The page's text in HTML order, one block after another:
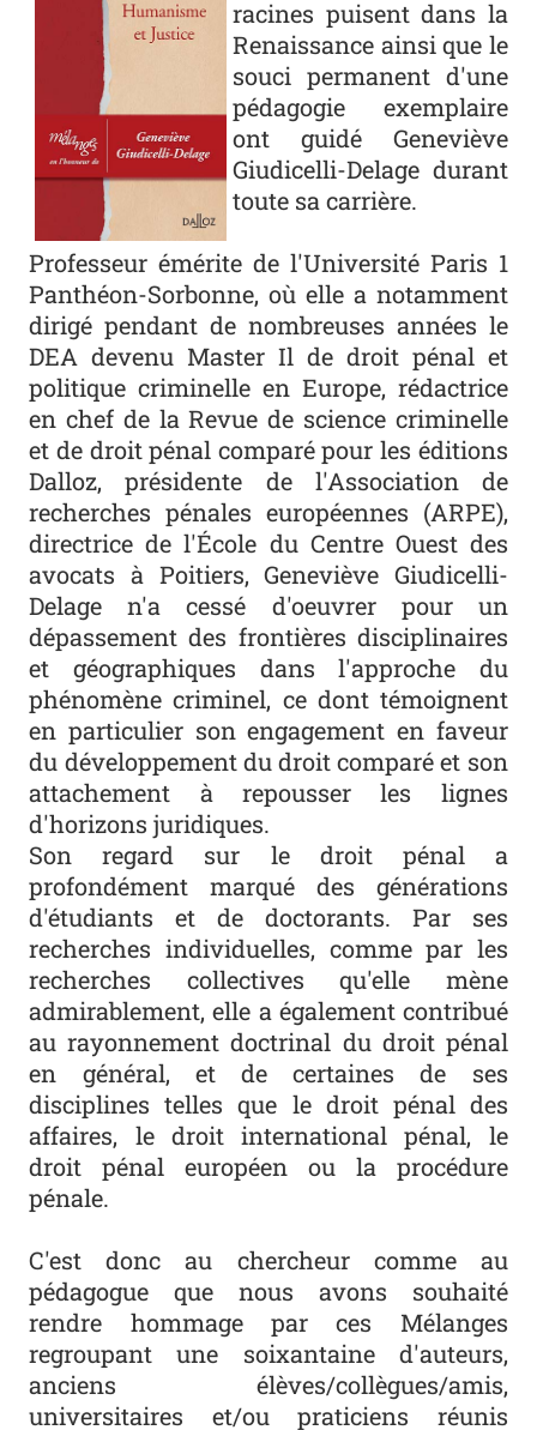
racines puisent dans la
Renaissance ainsi que le
souci permanent d'une
pédagogie exemplaire
ont guidé Geneviève
Giudicelli-Delage durant
toute sa carrière.
Professeur émérite de l'Université Paris 1
Panthéon-Sorbonne, où elle a notamment
dirigé pendant de nombreuses années le
DEA devenu Master Il de droit pénal et
politique criminelle en Europe, rédactrice
en chef de la Revue de science criminelle
et de droit pénal comparé pour les éditions
Dalloz, présidente de l'Association de
recherches pénales européennes (ARPE),
directrice de l'École du Centre Ouest des
avocats à Poitiers, Geneviève Giudicelli-
Delage n'a cessé d'oeuvrer pour un
dépassement des frontières disciplinaires
et géographiques dans l'approche du
phénomène criminel, ce dont témoignent
en particulier son engagement en faveur
du développement du droit comparé et son
attachement à repousser les lignes
d'horizons juridiques.
Son regard sur le droit pénal a
profondément marqué des générations
d'étudiants et de doctorants. Par ses
recherches individuelles, comme par les
recherches collectives qu'elle mène
admirablement, elle a également contribué
au rayonnement doctrinal du droit pénal
en général, et de certaines de ses
disciplines telles que le droit pénal des
affaires, le droit international pénal, le
droit pénal européen ou la procédure
pénale.
C'est donc au chercheur comme au
pédagogue que nous avons souhaité
rendre hommage par ces Mélanges
regroupant une soixantaine d'auteurs,
anciens élèves/collègues/amis,
universitaires et/ou praticiens réunis